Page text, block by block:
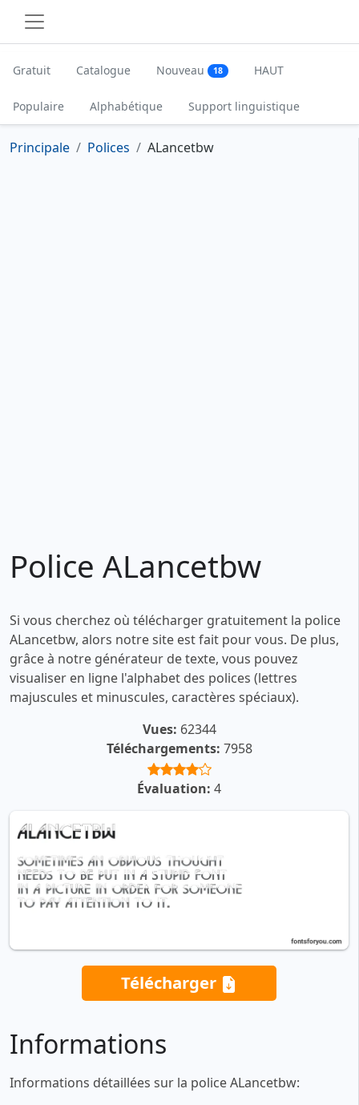
Gratuit Catalogue Nouveau 18 HAUT
Populaire Alphabétique Support linguistique
Principale Polices ALancetbw
Police ALancetbw
Si vous cherchez où télécharger gratuitement la police
ALancetbw, alors notre site est fait pour vous. De plus,
grâce à notre générateur de texte, vous pouvez
visualiser en ligne l'alphabet des polices (lettres
majuscules et minuscules, caractères spéciaux).
Vues: 62344
Téléchargements: 7958
Évaluation: 4
Télécharger
Informations
Informations détaillées sur la police ALancetbw: